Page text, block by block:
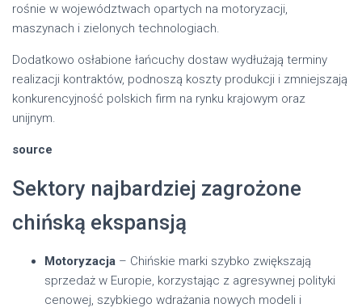
rośnie w województwach opartych na motoryzacji,
maszynach i zielonych technologiach.
Dodatkowo osłabione łańcuchy dostaw wydłużają terminy
realizacji kontraktów, podnoszą koszty produkcji i zmniejszają
konkurencyjność polskich firm na rynku krajowym oraz
unijnym.
source
Sektory najbardziej zagrożone
chińską ekspansją
Motoryzacja – Chińskie marki szybko zwiększają
sprzedaż w Europie, korzystając z agresywnej polityki
cenowej, szybkiego wdrażania nowych modeli i